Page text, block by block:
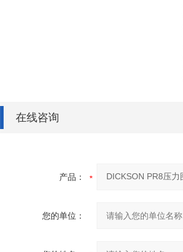
在线咨询
产品：
您的单位：